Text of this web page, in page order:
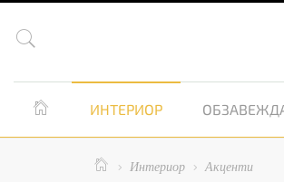

 ИНТЕРИОР
  Интериор  Акценти